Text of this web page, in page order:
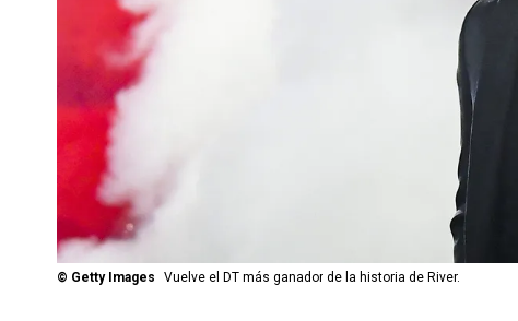
© Getty Images Vuelve el DT más ganador de la historia de River.